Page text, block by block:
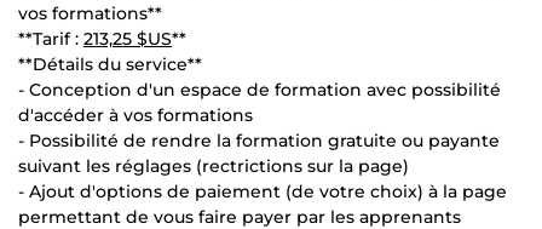
vos formations**
**Tarif : 213,25 $US**
**Détails du service**
- Conception d'un espace de formation avec possibilité
d'accéder à vos formations
- Possibilité de rendre la formation gratuite ou payante
suivant les réglages (rectrictions sur la page)
- Ajout d'options de paiement (de votre choix) à la page
permettant de vous faire payer par les apprenants